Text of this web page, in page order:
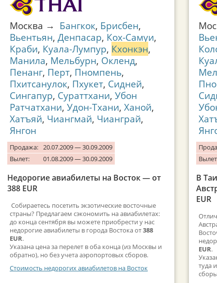
Москва → Бангкок, Брисбен,
Вьентьян, Денпасар, Кох-Самуи,
Краби, Куала-Лумпур, Кхонкэн,
Манила, Мельбурн, Окленд,
Пенанг, Перт, Пномпень,
Пхитсанулок, Пхукет, Сидней,
Сингапур, Сураттхани, Убон
Ратчатхани, Удон-Тхани, Ханой,
Хатъяй, Чиангмай, Чианграй,
Янгон
Продажа: 20.07.2009 — 30.09.2009
Вылет:
01.08.2009 — 30.09.2009
Недорогие авиабилеты на Восток — от
388 EUR
Собираетесь посетить экзотические восточные
страны? Предлагаем сэкономить на авиабилетах:
до конца сентября вы можете приобрести у нас
недорогие авиабилеты в города Востока от388
EUR.
Указана цена за перелет в оба конца (из Москвы и
обратно), но без учета аэропортовых сборов.
Стоимость недорогих авиабилетов на Восток
В
EUR
EUR.
туда